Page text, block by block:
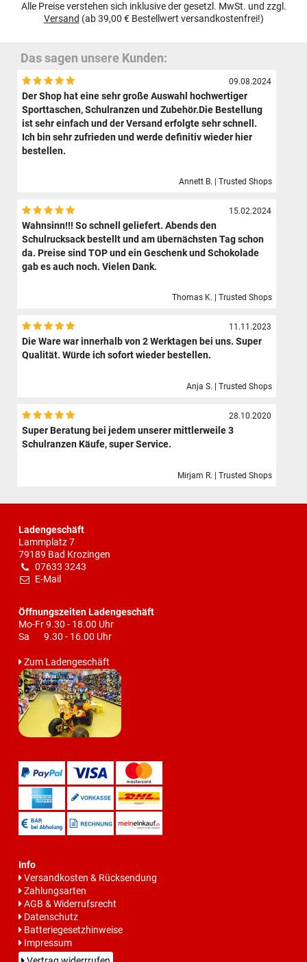
Alle Preise verstehen sich inklusive der gesetzl. MwSt. und zzgl.
Versand (ab 39,00 € Bestellwert versandkostenfrei!)
Das sagen unsere Kunden:
09.08.2024
Der Shop hat eine sehr große Auswahl hochwertiger
Sporttaschen, Schulranzen und Zubehör.Die Bestellung
ist sehr einfach und der Versand erfolgte sehr schnell.
Ich bin sehr zufrieden und werde definitiv wieder hier
bestellen.
Annett B. | Trusted Shops
15.02.2024
Wahnsinn!!! So schnell geliefert. Abends den
Schulrucksack bestellt und am übernächsten Tag schon
da. Preise sind TOP und ein Geschenk und Schokolade
gab es auch noch. Vielen Dank.
Thomas K. | Trusted Shops
11.11.2023
Die Ware war innerhalb von 2 Werktagen bei uns. Super
Qualität. Würde ich sofort wieder bestellen.
Anja S. | Trusted Shops
28.10.2020
Super Beratung bei jedem unserer mittlerweile 3
Schulranzen Käufe, super Service.
Mirjam R. | Trusted Shops
Ladengeschäft
Lammplatz 7
79189 Bad Krozingen
07633 3243
E-Mail
Öffnungszeiten Ladengeschäft
Mo-Fr 9.30 - 18.00 Uhr
Sa 9.30 - 16.00 Uhr
Zum Ladengeschäft
Info
Versandkosten & Rücksendung
Zahlungsarten
AGB & Widerrufsrecht
Datenschutz
Batteriegesetzhinweise
Impressum